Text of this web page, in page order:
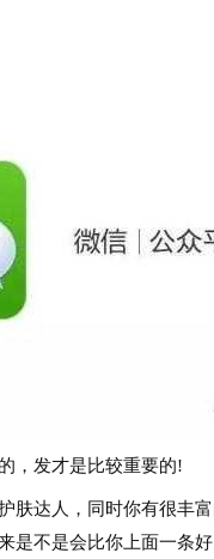
发才是比较重要的!
达人，同时你有很丰富
是不是会比你上面一条